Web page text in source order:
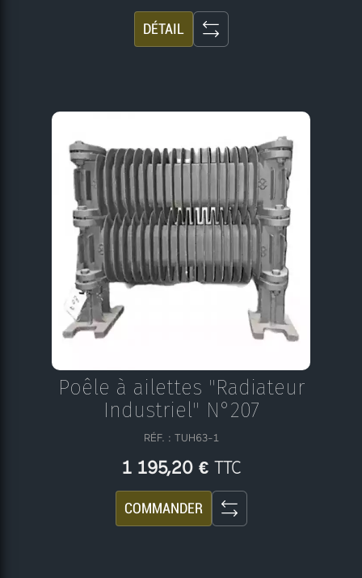
DÉTAIL
Poêle à ailettes "Radiateur
Industriel" N°207
RÉF. : TUH63-1
1 195,20 € TTC
COMMANDER